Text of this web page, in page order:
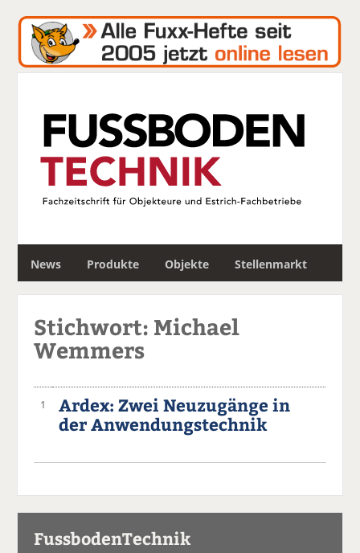
News Produkte Objekte Stellenmarkt
c
Stichwort: Michael
Wemmers
1
Ardex: Zwei Neuzugänge in
der Anwendungstechnik
FussbodenTechnik